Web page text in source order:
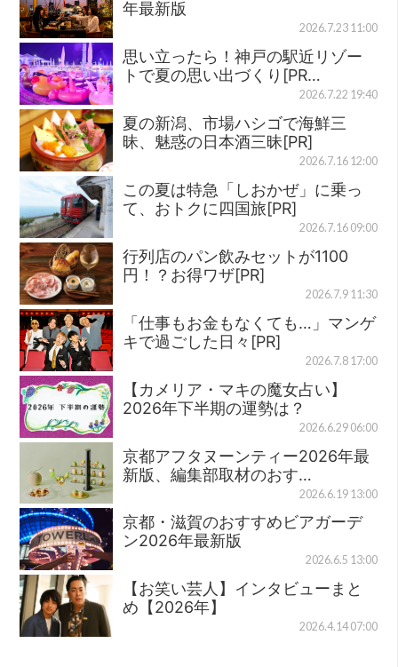
年最新版
2026.7.23 11:00
思い立ったら！神戸の駅近リゾー
トで夏の思い出づくり[PR…
2026.7.22 19:40
夏の新潟、市場ハシゴで海鮮三
昧、魅惑の日本酒三昧[PR]
2026.7.16 12:00
この夏は特急「しおかぜ」に乗っ
て、おトクに四国旅[PR]
2026.7.16 09:00
行列店のパン飲みセットが1100
円！？お得ワザ[PR]
2026.7.9 11:30
「仕事もお金もなくても…」マンゲ
キで過ごした日々[PR]
2026.7.8 17:00
【カメリア・マキの魔女占い】
2026年下半期の運勢は？
2026.6.29 06:00
京都アフタヌーンティー2026年最
新版、編集部取材のおす…
2026.6.19 13:00
京都・滋賀のおすすめビアガーデ
ン2026年最新版
2026.6.5 13:00
【お笑い芸人】インタビューまと
め【2026年】
2026.4.14 07:00